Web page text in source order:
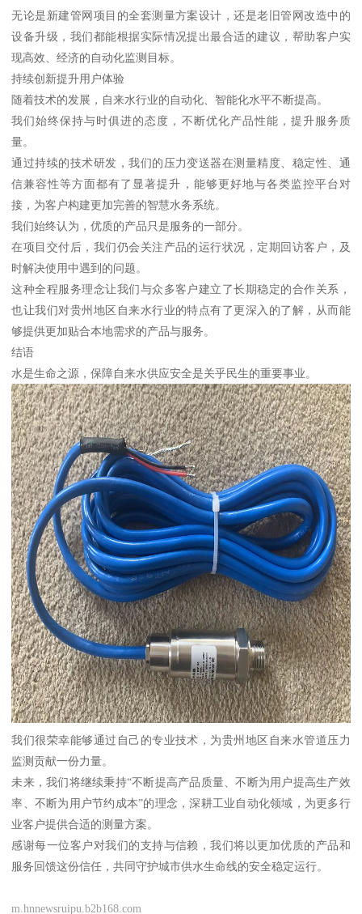
无论是新建管网项目的全套测量方案设计，还是老旧管网改造中的
设备升级，我们都能根据实际情况提出最合适的建议，帮助客户实
现高效、经济的自动化监测目标。
持续创新提升用户体验
随着技术的发展，自来水行业的自动化、智能化水平不断提高。
我们始终保持与时俱进的态度，不断优化产品性能，提升服务质
量。
通过持续的技术研发，我们的压力变送器在测量精度、稳定性、通
信兼容性等方面都有了显著提升，能够更好地与各类监控平台对
接，为客户构建更加完善的智慧水务系统。
我们始终认为，优质的产品只是服务的一部分。
在项目交付后，我们仍会关注产品的运行状况，定期回访客户，及
时解决使用中遇到的问题。
这种全程服务理念让我们与众多客户建立了长期稳定的合作关系，
也让我们对贵州地区自来水行业的特点有了更深入的了解，从而能
够提供更加贴合本地需求的产品与服务。
结语
水是生命之源，保障自来水供应安全是关乎民生的重要事业。
我们很荣幸能够通过自己的专业技术，为贵州地区自来水管道压力
监测贡献一份力量。
未来，我们将继续秉持“不断提高产品质量、不断为用户提高生产效
率、不断为用户节约成本”的理念，深耕工业自动化领域，为更多行
业客户提供合适的测量方案。
感谢每一位客户对我们的支持与信赖，我们将以更加优质的产品和
服务回馈这份信任，共同守护城市供水生命线的安全稳定运行。
m.hnnewsruipu.b2b168.com